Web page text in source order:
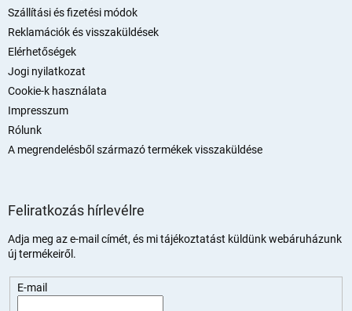
Szállítási és fizetési módok
Reklamációk és visszaküldések
Elérhetőségek
Jogi nyilatkozat
Cookie-k használata
Impresszum
Rólunk
A megrendelésből származó termékek visszaküldése
Feliratkozás hírlevélre
Adja meg az e-mail címét, és mi tájékoztatást küldünk webáruházunk
új termékeiről.
E-mail